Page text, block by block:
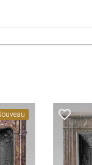
favorite_border